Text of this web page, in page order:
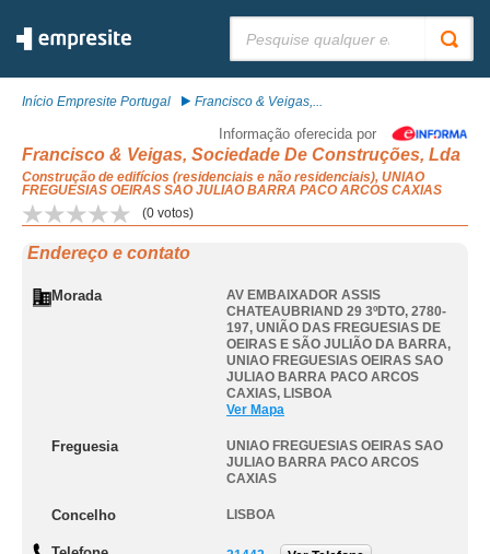
Início Empresite Portugal Francisco & Veigas,...
Informação oferecida por
Francisco & Veigas, Sociedade De Construções, Lda
Construção de edifícios (residenciais e não residenciais), UNIAO
FREGUESIAS OEIRAS SAO JULIAO BARRA PACO ARCOS CAXIAS
(0 votos)
Endereço e contato
Morada
AV EMBAIXADOR ASSIS
CHATEAUBRIAND 29 3ºDTO, 2780-
197, UNIÃO DAS FREGUESIAS DE
OEIRAS E SÃO JULIÃO DA BARRA,
UNIAO FREGUESIAS OEIRAS SAO
JULIAO BARRA PACO ARCOS
CAXIAS, LISBOA
Ver Mapa
Freguesia
UNIAO FREGUESIAS OEIRAS SAO
JULIAO BARRA PACO ARCOS
CAXIAS
Concelho LISBOA